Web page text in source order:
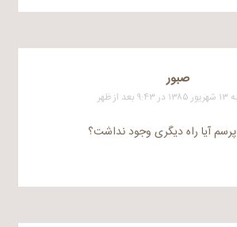
صبور
ظهر
آیا راه دیگری وجود نداشت؟